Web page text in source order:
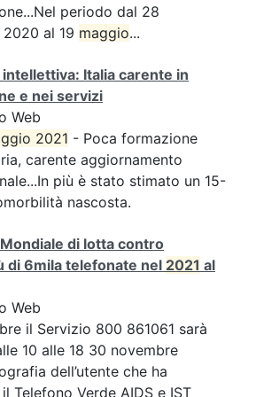
periodo dal 28
al 19 maggio...
intellettiva: Italia carente in
e nei servizi
Web
2021 - Poca formazione
carente aggiornamento
più è stato stimato un 15-
nascosta.
di lotta contro
di 6mila telefonate nel 2021 al
Web
il Servizio 800 861061 sarà
10 alle 18 30 novembre
dell’utente che ha
Telefono Verde AIDS e IST